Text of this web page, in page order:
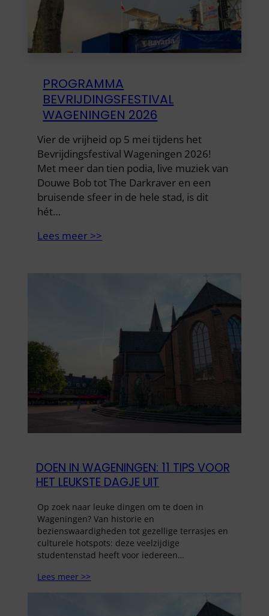
PROGRAMMA
BEVRIJDINGSFESTIVAL
WAGENINGEN 2026
Vier de vrijheid op 5 mei tijdens het
Bevrijdingsfestival Wageningen 2026!
Met meer dan tien podia, live muziek van
Douwe Bob tot The Darkraver en een
bruisende sfeer in de hele stad, is dit
hét…
Lees meer >>
DOEN IN WAGENINGEN: 11 TIPS VOOR
HET LEUKSTE DAGJE UIT
Op zoek naar leuke dingen om te doen in
Wageningen? Van historie en
bezienswaardigheden tot gezellige terrasjes en
culturele hotspots: deze veelzijdige
studentenstad heeft voor iedereen…
Lees meer >>